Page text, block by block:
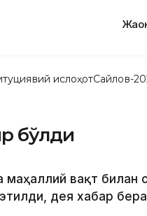
ислоҳотСайлов-
бўлди
маҳаллий вақт билан
дея хабар